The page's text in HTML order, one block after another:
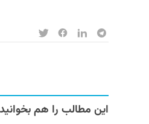
این مطالب را هم